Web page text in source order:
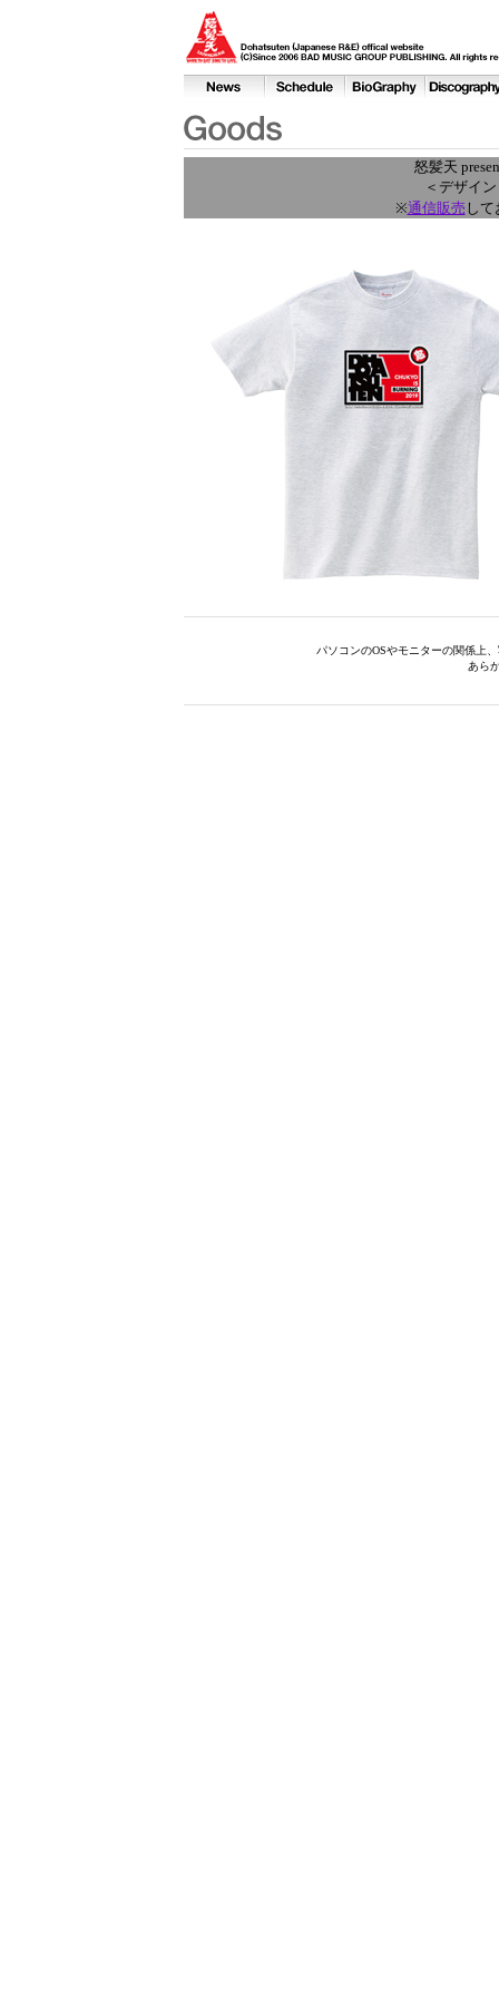
怒髪天
＜デザイ
※通信販売 し
パソコンのOSやモニターの関係上
あら